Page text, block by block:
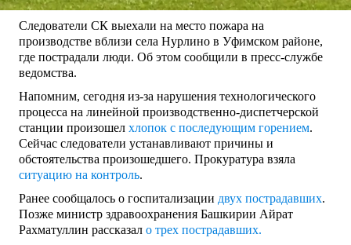
Следователи СК выехали на место пожара на
производстве вблизи села Нурлино в Уфимском районе,
где пострадали люди. Об этом сообщили в пресс-службе
ведомства.
Напомним, сегодня из-за нарушения технологического
процесса на линейной производственно-диспетчерской
станции произошел хлопок с последующим горением.
Сейчас следователи устанавливают причины и
обстоятельства произошедшего. Прокуратура взяла
ситуацию на контроль.
Ранее сообщалось о госпитализации двух пострадавших.
Позже министр здравоохранения Башкирии Айрат
Рахматуллин рассказал о трех пострадавших.